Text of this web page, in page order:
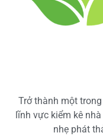
Trở thành một
lĩnh vực kiểm kê
nhẹ phát